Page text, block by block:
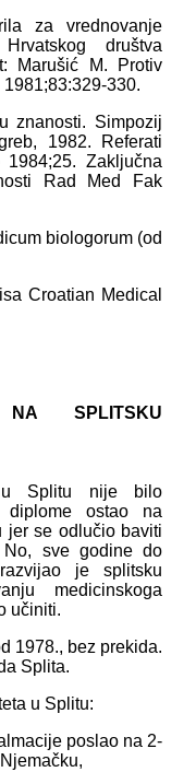
za vrednovanje
društva
Marušić M. Protiv
znanosti. Simpozij
1982. Referati
Zaključna
Rad Med Fak
biologorum (od
Croatian Medical
NA SPLITSKU
Splitu nije bilo
diplome ostao na
jer se odlučio baviti
No, sve godine do
je splitsku
medicinskoga
učiniti.
1978., bez prekida.
Splita.
u Splitu:
poslao na 2-